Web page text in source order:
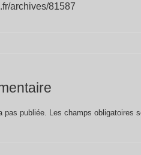
archives/81587
pas publiée. Les champs obligatoires